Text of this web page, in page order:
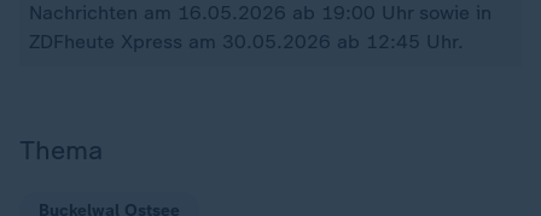
Nachrichten am 16.05.2026 ab 19:00 Uhr sowie in
ZDFheute Xpress am 30.05.2026 ab 12:45 Uhr.
Thema
Buckelwal Ostsee